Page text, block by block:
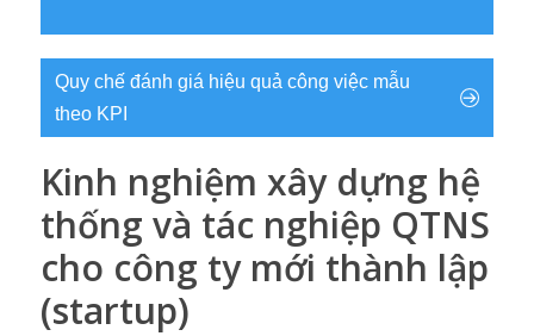
Quy chế đánh giá hiệu quả công việc mẫu
theo KPI
Kinh nghiệm xây dựng hệ
thống và tác nghiệp QTNS
cho công ty mới thành lập
(startup)